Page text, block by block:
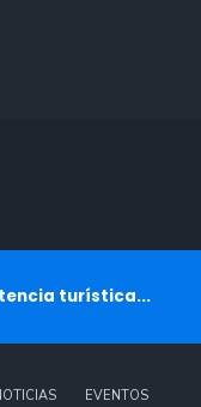
turística...
EVENTOS